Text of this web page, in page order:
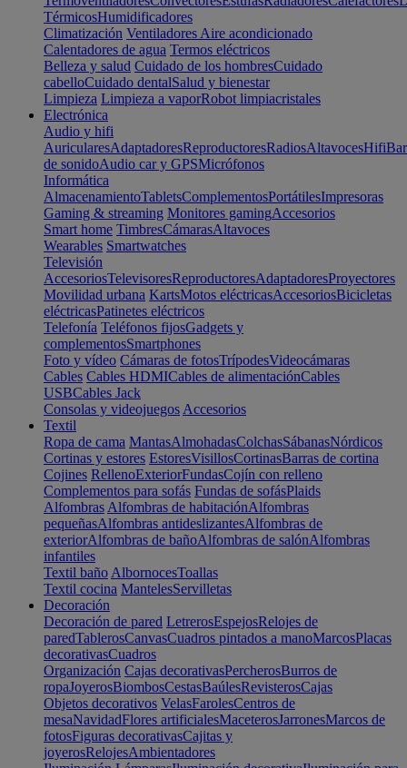
TérmicosHumidificadores
Climatización Ventiladores Aire acondicionado
Calentadores de agua Termos eléctricos
Belleza y salud Cuidado de los hombresCuidado
cabelloCuidado dentalSalud y bienestar
Limpieza Limpieza a vaporRobot limpiacristales
Electrónica
Audio y hifi
AuricularesAdaptadoresReproductoresRadiosAltavocesHifi
de sonidoAudio car y GPSMicrófonos
Informática
AlmacenamientoTabletsComplementosPortátilesImpresoras
Gaming & streaming Monitores gamingAccesorios
Smart home TimbresCámarasAltavoces
Wearables Smartwatches
Televisión
AccesoriosTelevisoresReproductoresAdaptadoresProyectores
Movilidad urbana KartsMotos eléctricasAccesoriosBicicletas
eléctricasPatinetes eléctricos
Telefonía Teléfonos fijosGadgets y
complementosSmartphones
Foto y vídeo Cámaras de fotosTrípodesVideocámaras
Cables Cables HDMICables de alimentaciónCables
USBCables Jack
Consolas y videojuegos Accesorios
Textil
Ropa de cama MantasAlmohadasColchasSábanasNórdicos
Cortinas y estores EstoresVisillosCortinasBarras de cortina
Cojines RellenoExteriorFundasCojín con relleno
Complementos para sofás Fundas de sofásPlaids
Alfombras Alfombras de habitaciónAlfombras
pequeñasAlfombras antideslizantesAlfombras de
exteriorAlfombras de bañoAlfombras de salónAlfombras
infantiles
Textil baño AlbornocesToallas
Textil cocina MantelesServilletas
Decoración
Decoración de pared LetrerosEspejosRelojes de
paredTablerosCanvasCuadros pintados a manoMarcosPlacas
decorativasCuadros
Organización Cajas decorativasPercherosBurros de
ropaJoyerosBiombosCestasBaúlesRevisterosCajas
Objetos decorativos VelasFarolesCentros de
mesaNavidadFlores artificialesMaceterosJarronesMarcos de
fotosFiguras decorativasCajitas y
joyerosRelojesAmbientadores